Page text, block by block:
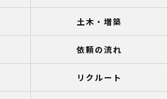
土木・増築
依頼の流れ
リクルート